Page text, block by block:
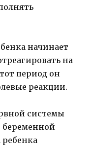
начинает
на
период он
реакции.
системы
беременной